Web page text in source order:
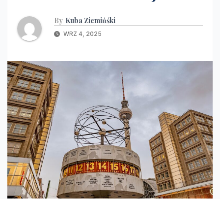
By Kuba Ziemińśki
WRZ 4, 2025